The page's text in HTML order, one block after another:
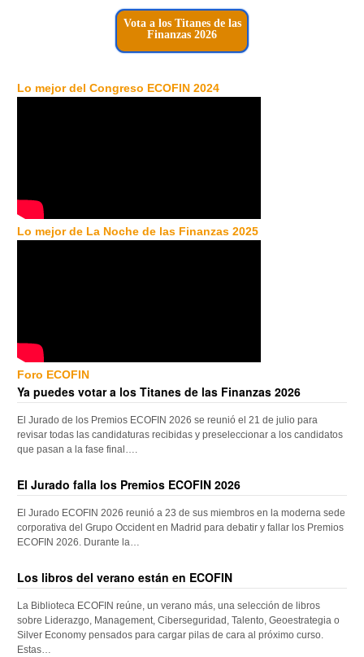
Vota a los Titanes de las
Finanzas 2026
Lo mejor del Congreso ECOFIN 2024
Lo mejor de La Noche de las Finanzas 2025
Foro ECOFIN
Ya puedes votar a los Titanes de las Finanzas 2026
El Jurado de los Premios ECOFIN 2026 se reunió el 21 de julio para
revisar todas las candidaturas recibidas y preseleccionar a los candidatos
que pasan a la fase final….
El Jurado falla los Premios ECOFIN 2026
El Jurado ECOFIN 2026 reunió a 23 de sus miembros en la moderna sede
corporativa del Grupo Occident en Madrid para debatir y fallar los Premios
ECOFIN 2026. Durante la…
Los libros del verano están en ECOFIN
La Biblioteca ECOFIN reúne, un verano más, una selección de libros
sobre Liderazgo, Management, Ciberseguridad, Talento, Geoestrategia o
Silver Economy pensados para cargar pilas de cara al próximo curso.
Estas…